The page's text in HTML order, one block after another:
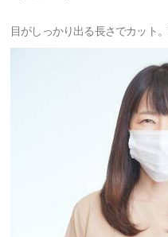
目がしっかり出る長さでカット